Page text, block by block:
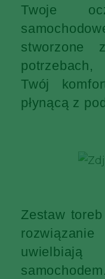
Twoje
stworzone
Twój
płynącą z
Zestaw